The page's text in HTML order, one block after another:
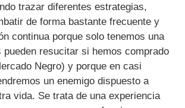
trazar diferentes estrategias,
de forma bastante frecuente y
continua porque solo tenemos una
pueden resucitar si hemos comprado
Negro) y porque en casi
un enemigo dispuesto a
vida. Se trata de una experiencia